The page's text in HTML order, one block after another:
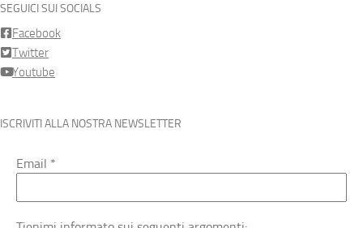
SEGUICI SUI SOCIALS
Facebook
Twitter
Youtube
ISCRIVITI ALLA NOSTRA NEWSLETTER
Email *